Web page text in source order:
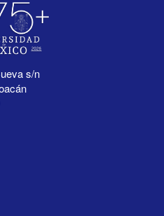
s/n